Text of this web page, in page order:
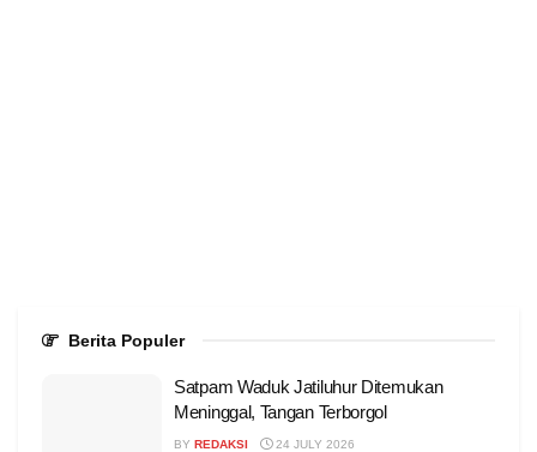
Berita Populer
Satpam Waduk Jatiluhur Ditemukan
Meninggal, Tangan Terborgol
BY REDAKSI 24 JULY 2026